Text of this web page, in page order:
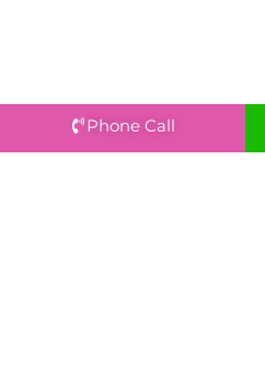
Phone Call